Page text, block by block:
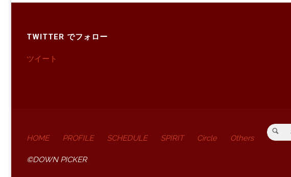
TWITTER でフォロー
ツイート
HOME PROFILE SCHEDULE SPIRIT Circle Others
検索
©DOWN PICKER